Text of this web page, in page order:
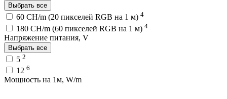
Выбрать все
60 CH/m (20 пикселей RGB на 1 м) 4
180 CH/m (60 пикселей RGB на 1 м) 4
Напряжение питания, V
Выбрать все
5 2
12 6
Мощность на 1м, W/m